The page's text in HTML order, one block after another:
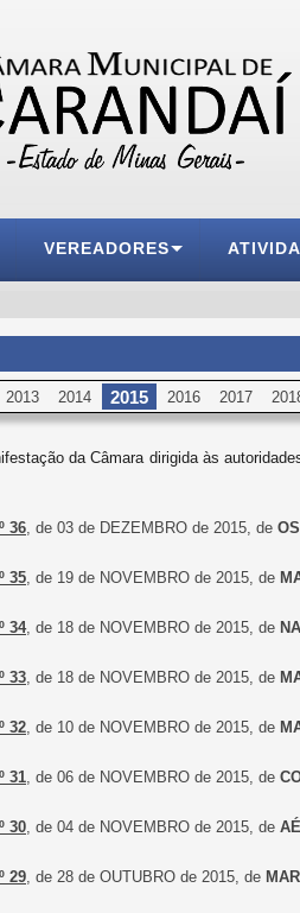
VEREADORES
2013 2014 2015 2016 2017
da Câmara dirigida às
36, de 03 de DEZEMBRO de 2015, de
35, de 19 de NOVEMBRO de 2015, de
34, de 18 de NOVEMBRO de 2015, de
33, de 18 de NOVEMBRO de 2015, de
32, de 10 de NOVEMBRO de 2015, de
31, de 06 de NOVEMBRO de 2015, de
30, de 04 de NOVEMBRO de 2015, de
29, de 28 de OUTUBRO de 2015, de